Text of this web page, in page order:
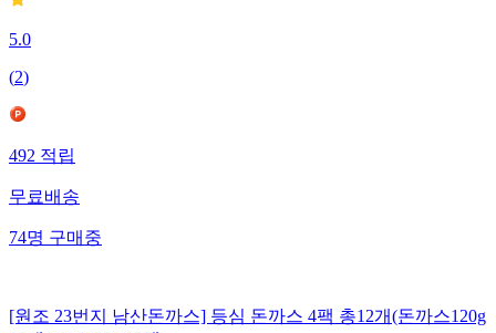
5.0
(2)
492 적립
무료배송
74명 구매중
[원조 23번지 남산돈까스] 등심 돈까스 4팩 총12개(돈까스120g